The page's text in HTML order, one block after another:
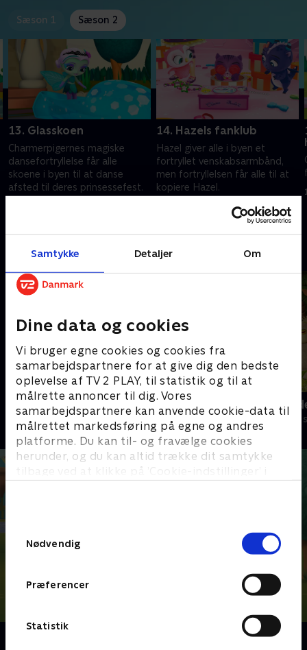
Samtykke Detaljer Om
Dine data og cookies
Vi bruger egne cookies og cookies fra
samarbejdspartnere for at give dig den bedste
oplevelse af TV 2 PLAY, til statistik og til at
målrette annoncer til dig. Vores
samarbejdspartnere kan anvende cookie-data til
målrettet markedsføring på egne og andres
platforme. Du kan til- og fravælge cookies
herunder, og du kan altid trække dit samtykke
tilbage ved at klikke på ’Cookie-indstillinger’ i
Nødvendig
Præferencer
Statistik
Sæson 1 Sæson 2
13. Glasskoen
Charmerpigernes magiske
dansefortryllelse får alle
skoene i byen til at danse
afsted til deres prinsessefest.
14. Hazels fanklub
Hazel giver alle i byen et
fortryllet venskabsarmbånd,
men fortryllelsen får alle til at
kopiere Hazel.
1. december 2020 • 22 min
Andre så også
My Little Pony
Børneserier • 2 sæsoner
Jungle
Børneserier •